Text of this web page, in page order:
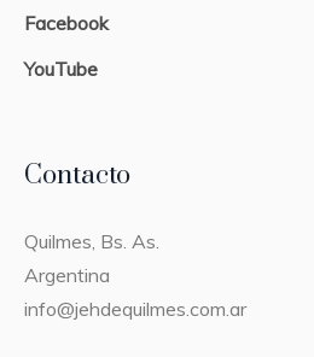
Facebook
YouTube
Contacto
Quilmes, Bs. As.
Argentina
info@jehdequilmes.com.ar